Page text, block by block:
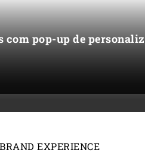
com pop-up de
BRAND EXPERIENCE